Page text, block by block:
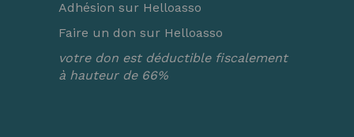
Adhésion sur Helloasso
Faire un don sur Helloasso
votre don est déductible fiscalement
à hauteur de 66%